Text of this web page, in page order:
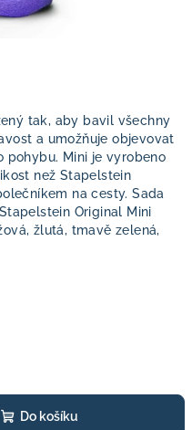
tak, aby bavil všechny
a umožňuje objevovat
pohybu. Mini je vyrobeno
než Stapelstein
na cesty. Sada
Original Mini
žlutá, tmavě zelená,
Do košíku